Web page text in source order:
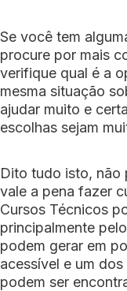
Se você tem
procure por mais
verifique qual é a
mesma situação
ajudar muito e
escolhas sejam
Dito tudo isto, não
vale a pena fazer
Cursos Técnicos
principalmente
podem gerar em
acessível e um
podem ser